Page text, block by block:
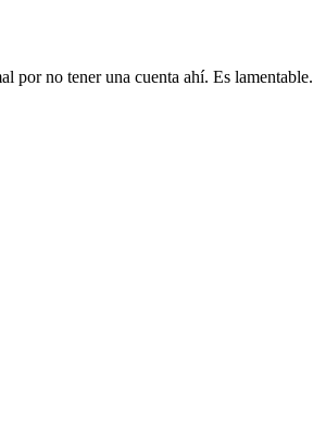
por no tener una cuenta ahí. Es lamentable.